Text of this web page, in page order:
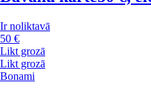
Ir noliktavā
50 €
Likt grozā
Likt grozā
Bonami